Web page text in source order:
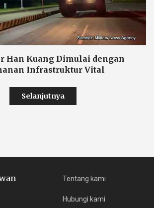
Han Kuang Dimulai dengan
Infrastruktur Vital
Selanjutnya
Tentang kami
Hubungi kami